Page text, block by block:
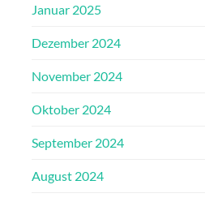
Januar 2025
Dezember 2024
November 2024
Oktober 2024
September 2024
August 2024